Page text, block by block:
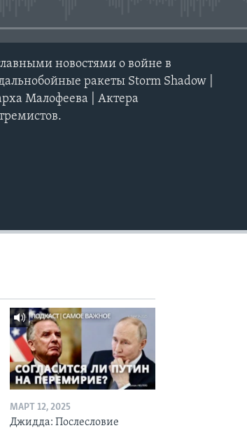
новостями о войне в
ракеты Storm Shadow |
Малофеева | Актера
МАРТ 12, 2025
Джидда: Послесловие